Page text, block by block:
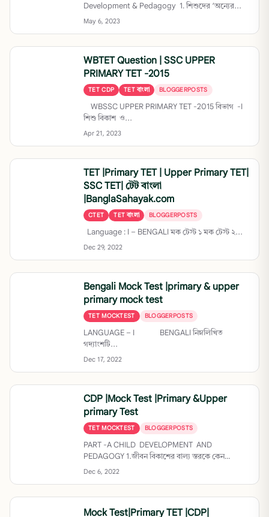
Development & Pedagogy 1. শিশুদের ‘অন্যের...
May 6, 2023
WBTET Question | SSC UPPER
PRIMARY TET -2015
TET CDP TET বাংলা BLOGGERPOSTS
WBSSC UPPER PRIMARY TET -2015 বিভাগ -I
শিশু বিকাশ ও...
Apr 21, 2023
TET |Primary TET | Upper Primary TET|
SSC TET| টেট বাংলা
|BanglaSahayak.com
CTET TET বাংলা BLOGGERPOSTS
Language : I – BENGALI মক টেস্ট ১ মক টেস্ট ২...
Dec 29, 2022
Bengali Mock Test |primary & upper
primary mock test
TET MOCKTEST BLOGGERPOSTS
LANGUAGE – I BENGALI নিম্নলিখিত
গদ্যাংশটি...
Dec 17, 2022
CDP |Mock Test |Primary &Upper
primary Test
TET MOCKTEST BLOGGERPOSTS
PART -A CHILD DEVELOPMENT AND
PEDAGOGY 1.জীবন বিকাশের বাল্য স্তরকে কেন
রহস্যজনক...
Dec 6, 2022
Mock Test|Primary TET |CDP|